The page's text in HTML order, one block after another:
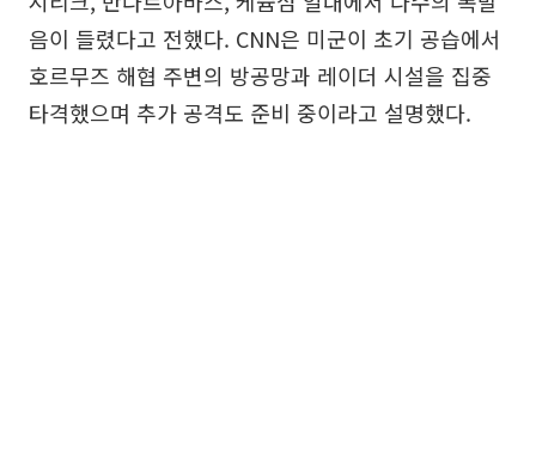
음이 들렸다고 전했다. CNN은 미군이 초기 공습에서
호르무즈 해협 주변의 방공망과 레이더 시설을 집중
타격했으며 추가 공격도 준비 중이라고 설명했다.